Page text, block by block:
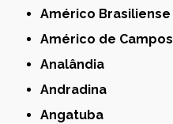
Américo Brasiliense
Américo de Campos
Analândia
Andradina
Angatuba